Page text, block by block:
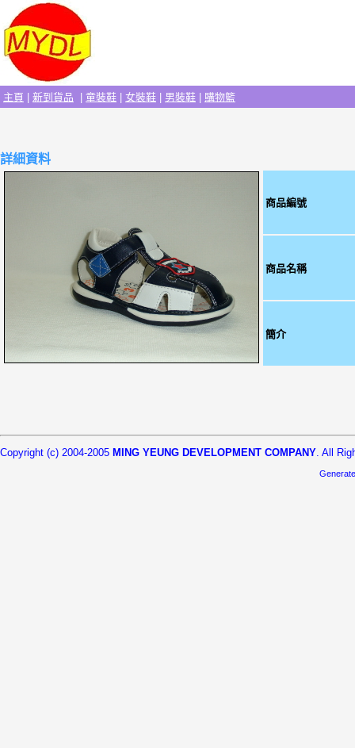
主頁 新到貨品 童裝鞋 女裝鞋 男裝鞋 購物籃
詳細資料
商品編號
商品名稱
簡介
Copyright (c) 2004-2005 MING YEUNG DEVELOPMENT COMPANY . All